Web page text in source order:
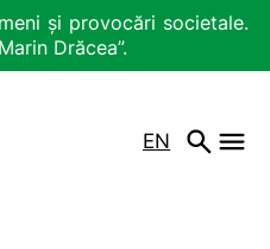
și provocări societale.
Drăcea”.
EN